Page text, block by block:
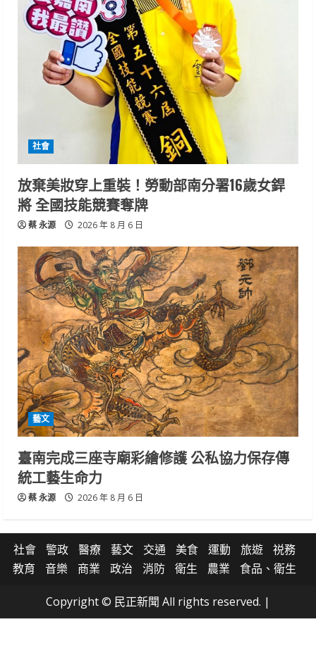
社會
放棄美妝穿上重裝！勞動部南分署16歲女銲
將 全國技能競賽奪牌
蔡 永源 2026 年 8 月 6 日
藝文
臺南完成三座寺廟彩繪修護 公私協力保存傳
統工藝生命力
蔡 永源 2026 年 8 月 6 日
社會 警政 醫療 藝文 交通 美食 運動 旅遊
祱務
教育
音樂 商業 政治 消防 衛生 農業 食品、衛生
Copyright © 民正新聞 All rights reserved. |